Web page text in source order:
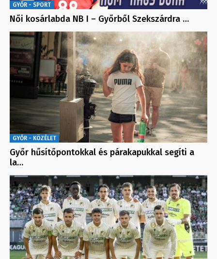
GYŐR - SPORT
Női kosárlabda NB I – Győrből Szekszárdra …
GYŐR - KÖZÉLET
Győr hűsítőpontokkal és párakapukkal segíti a
la…